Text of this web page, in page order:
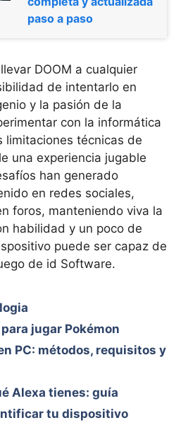
paso a paso
DOOM a cualquier
de intentarlo en
y la pasión de la
con la informática
limitaciones técnicas de
una experiencia jugable
han generado
en redes sociales,
foros, manteniendo viva la
habilidad y un poco de
puede ser capaz de
de id Software.
jugar Pokémon
PC: métodos, requisitos y
Alexa tienes: guía
tu dispositivo